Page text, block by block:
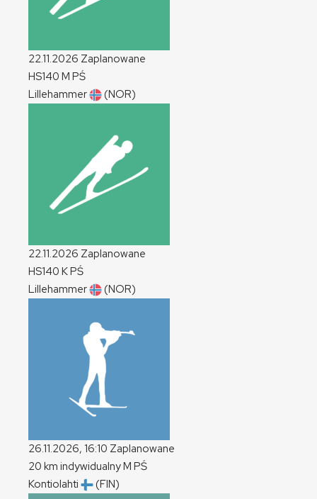
22.11.2026 Zaplanowane
HS140 M PŚ
Lillehammer
(NOR)
22.11.2026 Zaplanowane
HS140 KPŚ
Lillehammer
(NOR)
26.11.2026, 16:10 Zaplanowane
20 km indywidualnyM PŚ
Kontiolahti
(FIN)